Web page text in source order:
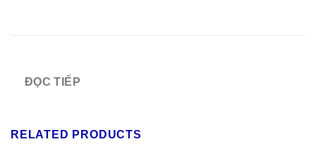
ĐỌC TIẾP
RELATED PRODUCTS